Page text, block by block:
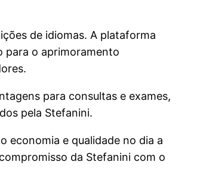
de idiomas. A plataforma
para o aprimoramento
para consultas e exames,
pela Stefanini.
economia e qualidade no dia a
da Stefanini com o